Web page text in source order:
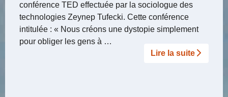
conférence TED effectuée par la sociologue des
technologies Zeynep Tufecki. Cette conférence
intitulée : « Nous créons une dystopie simplement
pour obliger les gens à …
Lire la suite­­